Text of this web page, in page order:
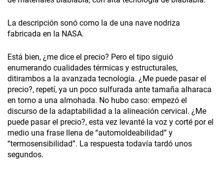
La descripción sonó como la de una nave nodriza
fabricada en la NASA.
Está bien, ¿me dice el precio? Pero el tipo siguió
enumerando cualidades térmicas y estructurales,
ditirambos a la avanzada tecnología. ¿Me puede pasar el
precio?, repetí, ya un poco sulfurada ante tamaña alharaca
en torno a una almohada. No hubo caso: empezó el
discurso de la adaptabilidad a la alineación cervical. ¿Me
puede pasar el precio?, esta vez levanté la voz y corté por el
medio una frase llena de “automoldeabilidad” y
“termosensibilidad”. La respuesta todavía tardó unos
segundos.